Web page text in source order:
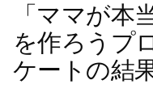
「ママが本
を作ろうプ
ケートの結